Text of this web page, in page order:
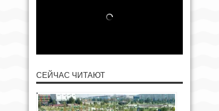
СЕЙЧАС ЧИТАЮТ